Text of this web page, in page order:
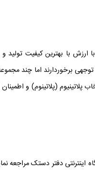
با ارزش با بهترین کیفیت
برخوردارند اما چند
پلاتینیوم (پلاتینوم) و
اینترنتی دفتر دستک